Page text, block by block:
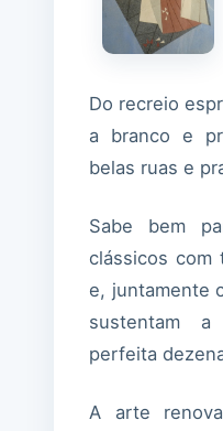
Do recreio
a branco e
belas ruas e
Sabe bem
clássicos com
e, juntamente
sustentam
perfeita
A arte